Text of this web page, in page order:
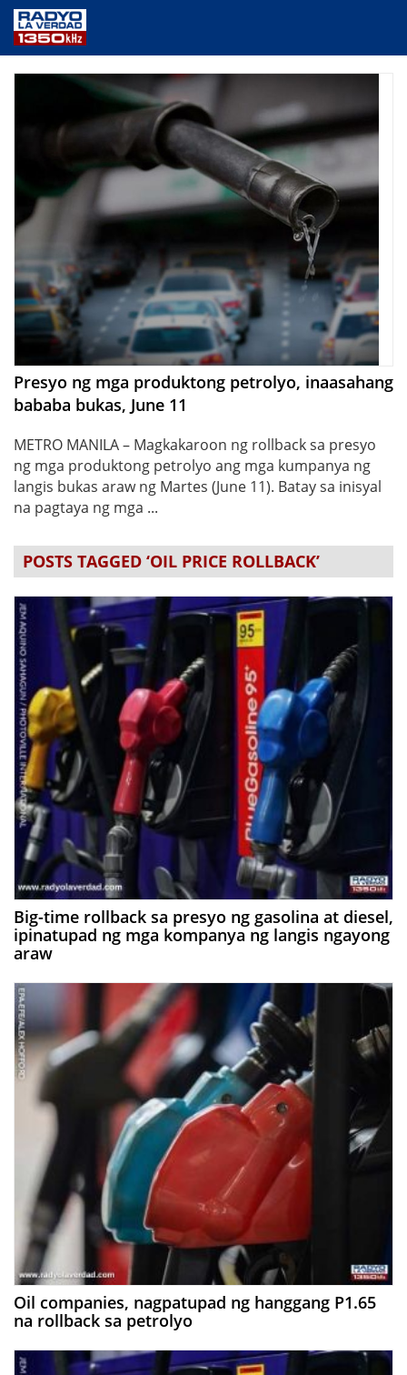
PUBLIC SERVICE
ANNOUNCEMENTS
CONTACT US
Presyo ng mga produktong petrolyo, inaasahang
bababa bukas, June 11
METRO MANILA – Magkakaroon ng rollback sa presyo
ng mga produktong petrolyo ang mga kumpanya ng
langis bukas araw ng Martes (June 11). Batay sa inisyal
na pagtaya ng mga ...
POSTS TAGGED ‘OIL PRICE ROLLBACK’
Big-time rollback sa presyo ng gasolina at diesel,
ipinatupad ng mga kompanya ng langis ngayong
araw
Oil companies, nagpatupad ng hanggang P1.65
na rollback sa petrolyo